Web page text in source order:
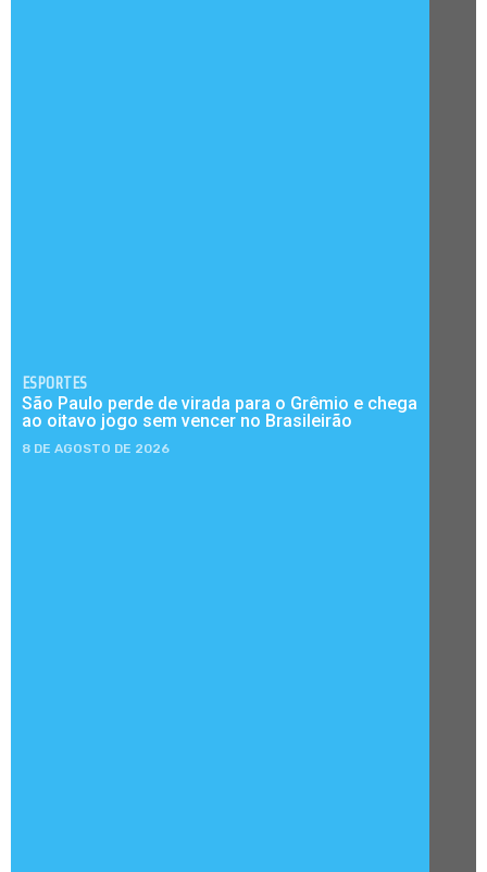
ESPORTES
São Paulo perde de virada para o Grêmio e chega
ao oitavo jogo sem vencer no Brasileirão
8 DE AGOSTO DE 2026